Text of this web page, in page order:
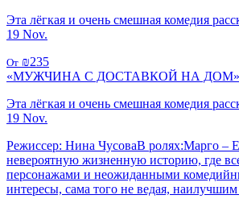
Эта лёгкая и очень смешная комедия
19 Nov.
От ₪235
«МУЖЧИНА С ДОСТАВКОЙ НА ДОМ»
Эта лёгкая и очень смешная комедия
19 Nov.
Режиссер: Нина ЧусоваВ ролях:Марго –
невероятную жизненную историю, где
персонажами и неожиданными
интересы, сама того не ведая,